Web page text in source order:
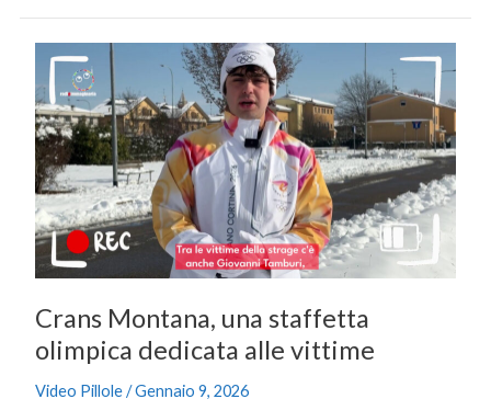
Crans Montana, una staffetta
olimpica dedicata alle vittime
Video Pillole/Gennaio 9, 2026
Crans
Montana,
una
staffetta
olimpica
dedicata
alle
vittime